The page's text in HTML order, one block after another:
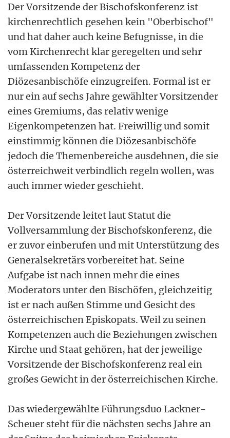
Der Vorsitzende der Bischofskonferenz ist
kirchenrechtlich gesehen kein "Oberbischof"
und hat daher auch keine Befugnisse, in die
vom Kirchenrecht klar geregelten und sehr
umfassenden Kompetenz der
Diözesanbischöfe einzugreifen. Formal ist er
nur ein auf sechs Jahre gewählter Vorsitzender
eines Gremiums, das relativ wenige
Eigenkompetenzen hat. Freiwillig und somit
einstimmig können die Diözesanbischöfe
jedoch die Themenbereiche ausdehnen, die sie
österreichweit verbindlich regeln wollen, was
auch immer wieder geschieht.
Der Vorsitzende leitet laut Statut die
Vollversammlung der Bischofskonferenz, die
er zuvor einberufen und mit Unterstützung des
Generalsekretärs vorbereitet hat. Seine
Aufgabe ist nach innen mehr die eines
Moderators unter den Bischöfen, gleichzeitig
ist er nach außen Stimme und Gesicht des
österreichischen Episkopats. Weil zu seinen
Kompetenzen auch die Beziehungen zwischen
Kirche und Staat gehören, hat der jeweilige
Vorsitzende der Bischofskonferenz real ein
großes Gewicht in der österreichischen Kirche.
Das wiedergewählte Führungsduo Lackner-
Scheuer steht für die nächsten sechs Jahre an